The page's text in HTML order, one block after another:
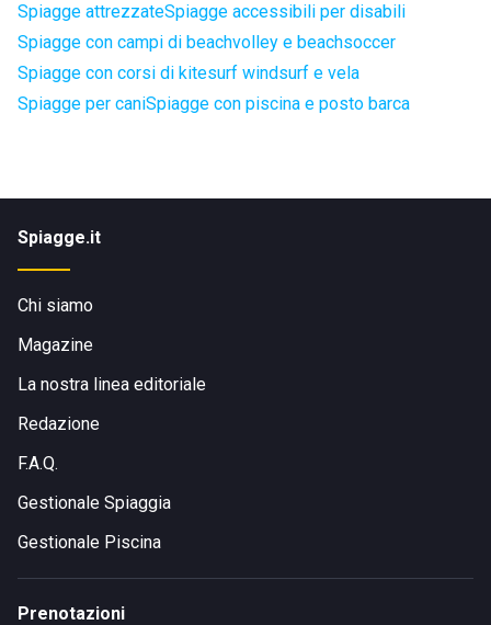
Spiagge attrezzateSpiagge accessibili per disabili
Spiagge con campi di beachvolley e beachsoccer
Spiagge con corsi di kitesurf windsurf e vela
Spiagge per caniSpiagge con piscina e posto barca
Spiagge.it
Chi siamo
Magazine
La nostra linea editoriale
Redazione
F.A.Q.
Gestionale Spiaggia
Gestionale Piscina
Prenotazioni